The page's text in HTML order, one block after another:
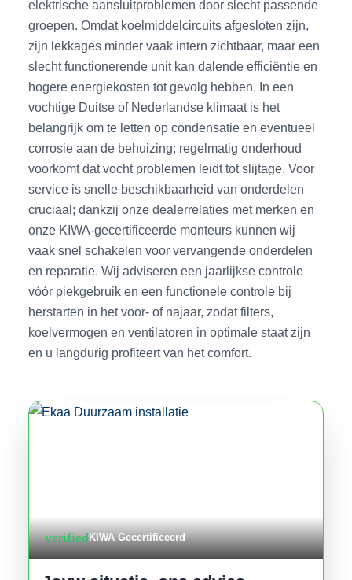
elektrische aansluitproblemen door slecht passende
groepen. Omdat koelmiddelcircuits afgesloten zijn,
zijn lekkages minder vaak intern zichtbaar, maar een
slecht functionerende unit kan dalende efficiëntie en
hogere energiekosten tot gevolg hebben. In een
vochtige Duitse of Nederlandse klimaat is het
belangrijk om te letten op condensatie en eventueel
corrosie aan de behuizing; regelmatig onderhoud
voorkomt dat vocht problemen leidt tot slijtage. Voor
service is snelle beschikbaarheid van onderdelen
cruciaal; dankzij onze dealerrelaties met merken en
onze KIWA-gecertificeerde monteurs kunnen wij
vaak snel schakelen voor vervangende onderdelen
en reparatie. Wij adviseren een jaarlijkse controle
vóór piekgebruik en een functionele controle bij
herstarten in het voor- of najaar, zodat filters,
koelvermogen en ventilatoren in optimale staat zijn
en u langdurig profiteert van het comfort.
verifiedKIWA Gecertificeerd